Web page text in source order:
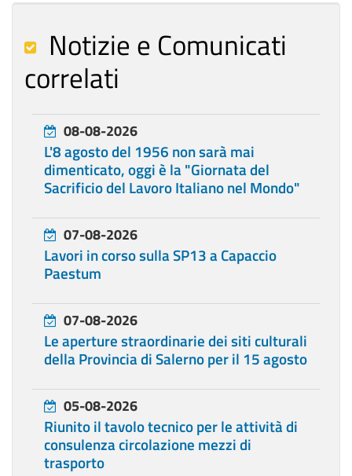
Notizie e Comunicati
correlati
08-08-2026
L'8 agosto del 1956 non sarà mai
dimenticato, oggi è la "Giornata del
Sacrificio del Lavoro Italiano nel Mondo"
07-08-2026
Lavori in corso sulla SP13 a Capaccio
Paestum
07-08-2026
Le aperture straordinarie dei siti culturali
della Provincia di Salerno per il 15 agosto
05-08-2026
Riunito il tavolo tecnico per le attività di
consulenza circolazione mezzi di
trasporto